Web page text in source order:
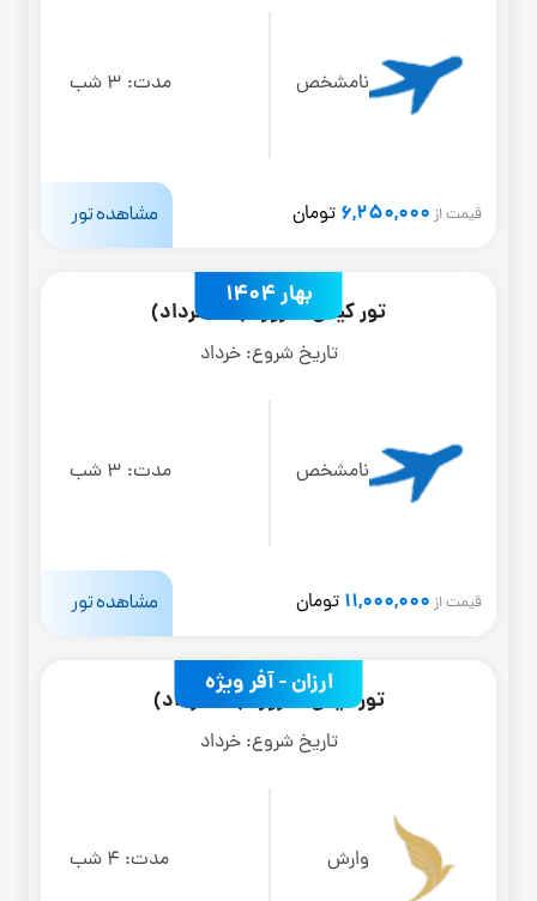
نامشخص مدت: 3 شب
قیمت از 6,250,000 تومان مشاهده تور
بهار 1404تور کیش 4 روزه (27 خرداد)
تاریخ شروع: خرداد
نامشخص مدت: 3 شب
قیمت از 11,000,000 تومان مشاهده تور
ارزان - آفر ویژهتور کیش 5 روزه (17 خرداد)
تاریخ شروع: خرداد
وارش مدت: 4 شب